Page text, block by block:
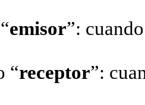
emisor”:
“receptor”: